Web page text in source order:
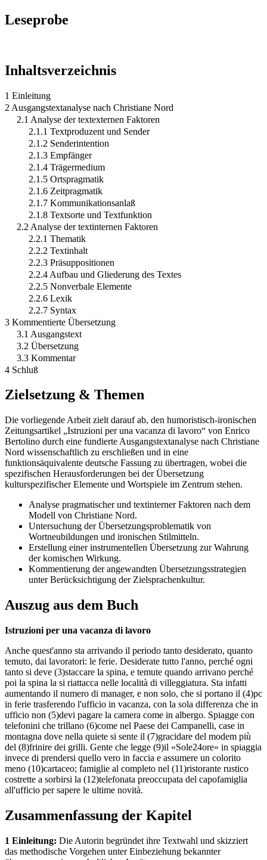
Leseprobe
Inhaltsverzeichnis
1 Einleitung
2 Ausgangstextanalyse nach Christiane Nord
2.1 Analyse der textexternen Faktoren
2.1.1 Textproduzent und Sender
2.1.2 Senderintention
2.1.3 Empfänger
2.1.4 Trägermedium
2.1.5 Ortspragmatik
2.1.6 Zeitpragmatik
2.1.7 Kommunikationsanlaß
2.1.8 Textsorte und Textfunktion
2.2 Analyse der textinternen Faktoren
2.2.1 Thematik
2.2.2 Textinhalt
2.2.3 Präsuppositionen
2.2.4 Aufbau und Gliederung des Textes
2.2.5 Nonverbale Elemente
2.2.6 Lexik
2.2.7 Syntax
3 Kommentierte Übersetzung
3.1 Ausgangstext
3.2 Übersetzung
3.3 Kommentar
4 Schluß
Zielsetzung & Themen
Die vorliegende Arbeit zielt darauf ab, den humoristisch-ironischen
Zeitungsartikel „Istruzioni per una vacanza di lavoro“ von Enrico
Bertolino durch eine fundierte Ausgangstextanalyse nach Christiane
Nord wissenschaftlich zu erschließen und in eine
funktionsäquivalente deutsche Fassung zu übertragen, wobei die
spezifischen Herausforderungen bei der Übersetzung
kulturspezifischer Elemente und Wortspiele im Zentrum stehen.
Analyse pragmatischer und textinterner Faktoren nach dem
Modell von Christiane Nord.
Untersuchung der Übersetzungsproblematik von
Wortneubildungen und ironischen Stilmitteln.
Erstellung einer instrumentellen Übersetzung zur Wahrung
der komischen Wirkung.
Kommentierung der angewandten Übersetzungsstrategien
unter Berücksichtigung der Zielsprachenkultur.
Auszug aus dem Buch
Istruzioni per una vacanza di lavoro
Anche quest'anno sta arrivando il periodo tanto desiderato, quanto
temuto, dai lavoratori: le ferie. Desiderate tutto l'anno, perché ogni
tanto si deve (3)staccare la spina, e temute quando arrivano perché
poi la spina la si riattacca nelle località di villeggiatura. Sta infatti
aumentando il numero di manager, e non solo, che si portano il (4)pc
in ferie trasferendo l'ufficio in vacanza, con la sola differenza che in
ufficio non (5)devi pagare la camera come in albergo. Spiagge con
telefonini che trillano (6)come nel Paese dei Campanelli, case in
montagna dove nella quiete si sente il (7)gracidare del modem più
del (8)frinire dei grilli. Gente che legge (9)il «Sole24ore» in spiaggia
invece di prendersi quello vero in faccia e assumere un colorito
meno (10)cartaceo; famiglie al completo nel (11)ristorante rustico
costrette a sorbirsi la (12)telefonata preoccupata del capofamiglia
all'ufficio per sapere le ultime novità.
Zusammenfassung der Kapitel
1 Einleitung: Die Autorin begründet ihre Textwahl und skizziert
das methodische Vorgehen unter Einbeziehung bekannter